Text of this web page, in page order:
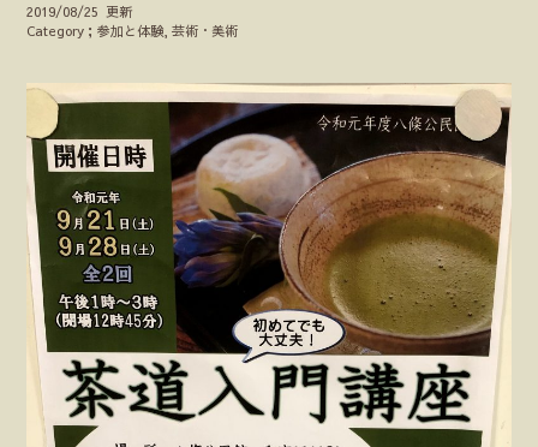
2019/08/25 更新
Category；参加と体験, 芸術・美術